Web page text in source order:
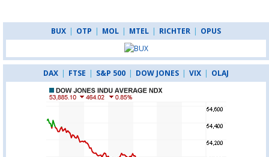
BUX | OTP | MOL | MTEL | RICHTER | OPUS
DAX | FTSE | S&P 500 | DOW JONES | VIX | OLAJ